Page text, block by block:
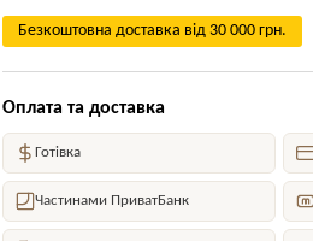
Безкоштовна доставка від 30 000 грн.
Оплата та доставка
Готівка
Частинами ПриватБанк